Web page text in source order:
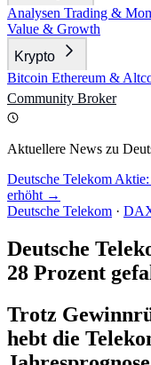
Analysen Trading &
Value & Growth
Krypto
Bitcoin Ethereum &
Community Broker
Aktuellere News zu
Deutsche Telekom
erhöht →
Deutsche Telekom ·
Deutsche
28 Prozent
Trotz
hebt die